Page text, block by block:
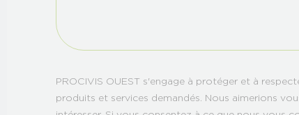
PROCIVIS OUEST s'engage à protéger et à
produits et services demandés. Nous aimerions